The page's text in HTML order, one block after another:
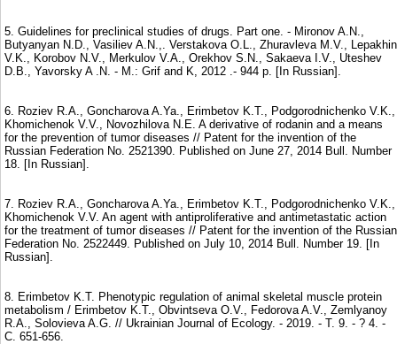
5. Guidelines for preclinical studies of drugs. Part one. - Mironov A.N.,
Butyanyan N.D., Vasiliev A.N.,. Verstakova O.L., Zhuravleva M.V., Lepakhin
V.K., Korobov N.V., Merkulov V.A., Orekhov S.N., Sakaeva I.V., Uteshev
D.B., Yavorsky A .N. - M.: Grif and K, 2012 .- 944 p. [In Russian].
6. Roziev R.A., Goncharova A.Ya., Erimbetov K.T., Podgorodnichenko V.K.,
Khomichenok V.V., Novozhilova N.E. A derivative of rodanin and a means
for the prevention of tumor diseases // Patent for the invention of the
Russian Federation No. 2521390. Published on June 27, 2014 Bull. Number
18. [In Russian].
7. Roziev R.A., Goncharova A.Ya., Erimbetov K.T., Podgorodnichenko V.K.,
Khomichenok V.V. An agent with antiproliferative and antimetastatic action
for the treatment of tumor diseases // Patent for the invention of the Russian
Federation No. 2522449. Published on July 10, 2014 Bull. Number 19. [In
Russian].
8. Erimbetov K.T. Phenotypic regulation of animal skeletal muscle protein
metabolism / Erimbetov K.T., Obvintseva O.V., Fedorova A.V., Zemlyanoy
R.A., Solovieva A.G. // Ukrainian Journal of Ecology. - 2019. - Т. 9. - ? 4. -
С. 651-656.